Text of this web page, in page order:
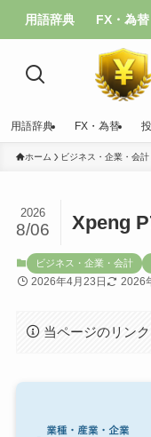
用語辞典 FX・為替
用語辞典 FX・為替
ホーム ビジネス・企業・会計
Xpeng
2026
8/06
ビジネス・企業・会計
2026年4月23日 2026
当ページのリン